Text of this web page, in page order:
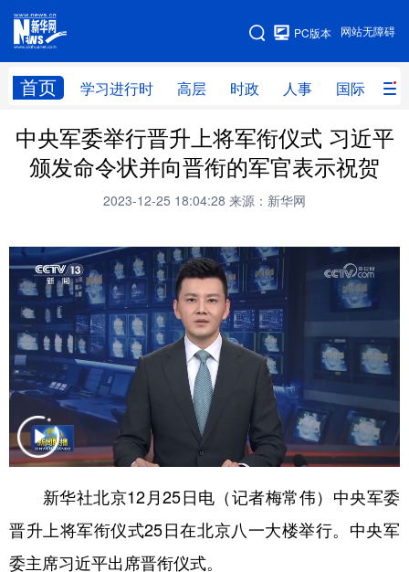
网站无障碍
PC版本
首页 学习进行时 高层 时政 人事 国际 财
网站地图
学习进行时 高层 时政 人事
国际 财经 网评 港澳
科技 科创 量子 体育
文化 书画 健康 军事
访谈 视频 图片
法律 中央文件 汽车
食品 人居 数字经济
学术中国 乡村振兴 银龄 溯源中国
彩票 娱乐 时尚 悦读
公益 一带一路
中央军委举行晋升上将军衔仪式 习近平
颁发命令状并向晋衔的军官表示祝贺
2023-12-25 18:04:28 来源：新华网
新华社北京12月25日电（记者梅常伟）中央军委
晋升上将军衔仪式25日在北京八一大楼举行。中央军
委主席习近平出席晋衔仪式。